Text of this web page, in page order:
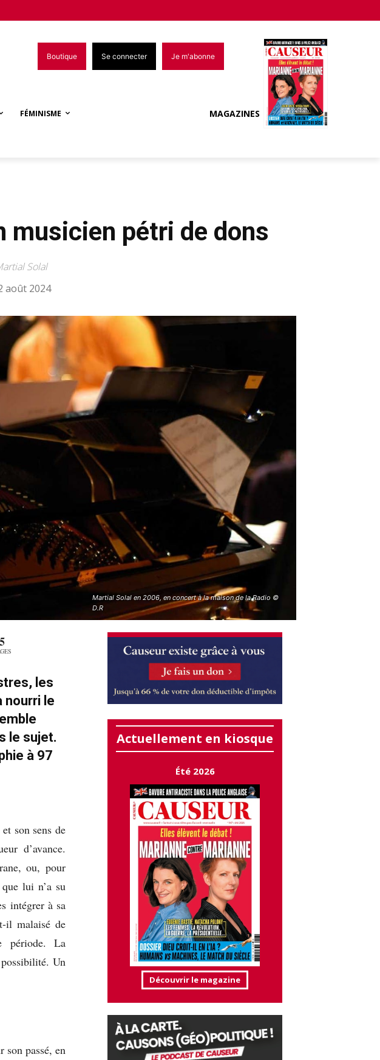
Boutique Se connecter Je m'abonne
FÉMINISME MAGAZINES
musicien pétri de dons
Solal
août 2024
Martial Solal en 2006, en concert à la maison de la Radio ©
D.R
les
nourri le
le sujet.
à 97
son sens de
d’avance.
ou, pour
lui n’a su
intégrer à sa
il malaisé de
période. La
Un
son passé, en
Actuellement en kiosque
Été 2026
Découvrir le magazine